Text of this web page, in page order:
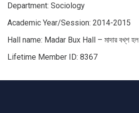
Department: Sociology
Academic Year/Session: 2014-2015
Hall name: Madar Bux Hall – মাদার বখ্‌শ হল
Lifetime Member ID: 8367